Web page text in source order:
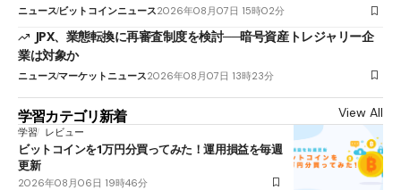
ニュースビットコインニュース2026年08月07日 15時02分
JPX、業態転換に再審査制度を検討──暗号資産トレジャリー企
業は対象か
ニュースマーケットニュース2026年08月07日 13時23分
学習カテゴリ新着 View All
学習 レビュー
ビットコインを1万円分買ってみた！運用損益を毎週
更新
2026年08月06日 19時46分